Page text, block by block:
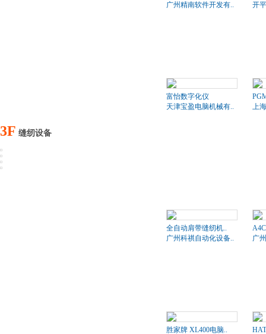
广州精南软件开发有..
开
富怡数字化仪
天津宝盈电脑机械有..
上
3F 缝纫设备
全自动肩带缝纫机..
广州科祺自动化设备..
广
胜家牌 XL400电脑..